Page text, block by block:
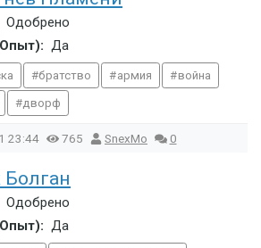
Одобрено
Да
братство армия война
дворф
23:44 765 SnexMo 0
Болган
Одобрено
Да